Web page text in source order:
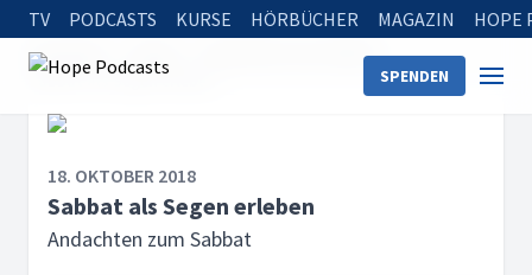
TV PODCASTS KURSE HÖRBÜCHER MAGAZIN HOPE
SPENDEN
Startseite
Andachten zum Sabbat
Sabbat als Segen erleben
18. OKTOBER 2018
Sabbat als Segen erleben
Andachten zum Sabbat